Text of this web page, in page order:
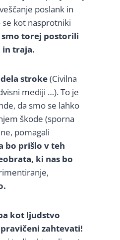
poslank in
se kot nasprotniki
torej postorili
in traja.
stroke(Civilna
mediji …). To je
da smo se lahko
škode (sporna
pomagali
bo prišlo v teh
ki nas bo
kot ljudstvo
zahtevati!